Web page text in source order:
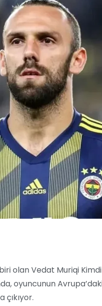
olan Vedat Muriqi
oyuncunun